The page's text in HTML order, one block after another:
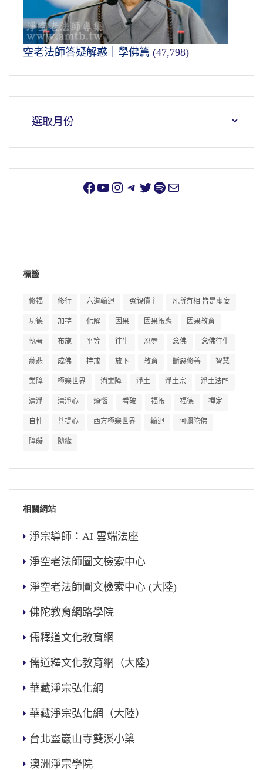
空老法師答疑解惑｜學佛篇 (47,798)
標籤
修福 修行 六道輪迴 冤親債主 凡所有相 皆是虛妄
功德 加持 化解 因果 因果報應 因果教育
執著 布施 平等 往生 忍辱 念佛 念佛往生
慈悲 成佛 持戒 放下 教育 斷惡修善 智慧
業障 極樂世界 消業障 淨土 淨土宗 淨土法門
清淨 清淨心 煩惱 看破 福報 福德 禪定
自性 菩提心 西方極樂世界 輪迴 阿彌陀佛
障礙 隨緣
相關網站
淨宗導師：AI 雲端法座
淨空老法師圖文檢索中心
淨空老法師圖文檢索中心 (大陸)
佛陀教育網路學院
儒釋道文化教育網
儒道釋文化教育網（大陸）
華藏淨宗弘化網
華藏淨宗弘化網（大陸）
台北靈巖山寺雙溪小築
澳洲淨宗學院